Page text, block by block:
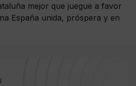
mejor que juegue a favor
España unida, próspera y en